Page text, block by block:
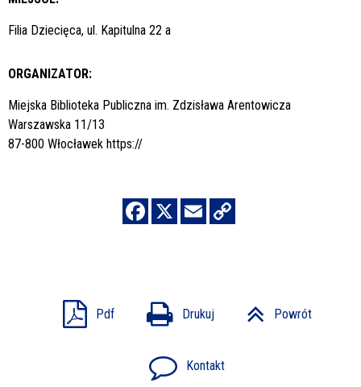
Filia Dziecięca, ul. Kapitulna 22 a
ORGANIZATOR:
Miejska Biblioteka Publiczna im. Zdzisława Arentowicza
Warszawska 11/13
87-800 Włocławek https://
Pdf Drukuj Powrót
Kontakt